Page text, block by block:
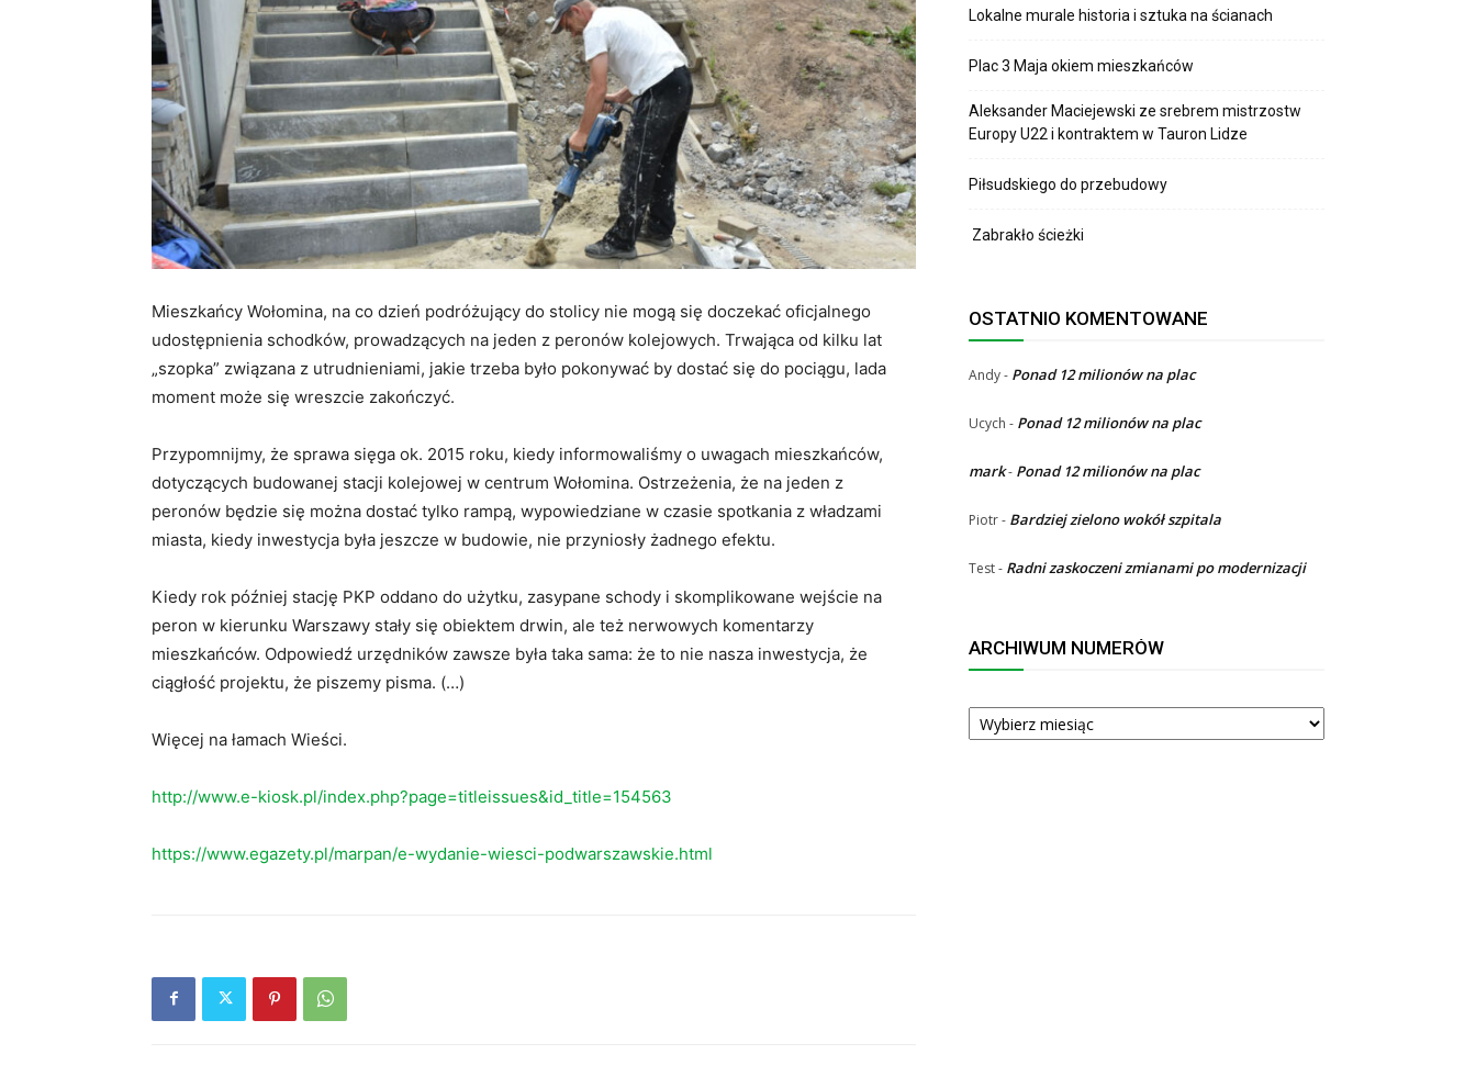
Mieszkańcy Wołomina, na co dzień podróżujący do stolicy nie mogą się doczekać oficjalnego
udostępnienia schodków, prowadzących na jeden z peronów kolejowych. Trwająca od kilku lat
„szopka” związana z utrudnieniami, jakie trzeba było pokonywać by dostać się do pociągu, lada
moment może się wreszcie zakończyć.
Przypomnijmy, że sprawa sięga ok. 2015 roku, kiedy informowaliśmy o uwagach mieszkańców,
dotyczących budowanej stacji kolejowej w centrum Wołomina. Ostrzeżenia, że na jeden z
peronów będzie się można dostać tylko rampą, wypowiedziane w czasie spotkania z władzami
miasta, kiedy inwestycja była jeszcze w budowie, nie przyniosły żadnego efektu.
Kiedy rok później stację PKP oddano do użytku, zasypane schody i skomplikowane wejście na
peron w kierunku Warszawy stały się obiektem drwin, ale też nerwowych komentarzy
mieszkańców. Odpowiedź urzędników zawsze była taka sama: że to nie nasza inwestycja, że
ciągłość projektu, że piszemy pisma. (…)
Więcej na łamach Wieści.
http://www.e-kiosk.pl/index.php?page=titleissues&id_title=154563
https://www.egazety.pl/marpan/e-wydanie-wiesci-podwarszawskie.html
Lokalne murale historia i sztuka na ścianach
Plac 3 Maja okiem mieszkańców
Aleksander Maciejewski ze srebrem mistrzostw
Europy U22 i kontraktem w Tauron Lidze
Piłsudskiego do przebudowy
Zabrakło ścieżki
OSTATNIO KOMENTOWANE
Andy- Ponad 12 milionów na plac
Ucych - Ponad 12 milionów na plac
mark- Ponad 12 milionów na plac
Piotr- Bardziej zielono wokół szpitala
Test- Radni zaskoczeni zmianami po modernizacji
ARCHIWUM NUMERÓW
ARCHIWUM
NUMERÓW